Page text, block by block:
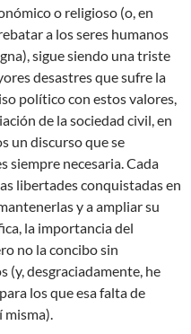
o religioso (o, en
a los seres humanos
sigue siendo una triste
desastres que sufre la
político con estos valores,
de la sociedad civil, en
un discurso que se
siempre necesaria. Cada
libertades conquistadas en
y a ampliar su
la importancia del
no la concibo sin
(y, desgraciadamente, he
los que esa falta de
misma).